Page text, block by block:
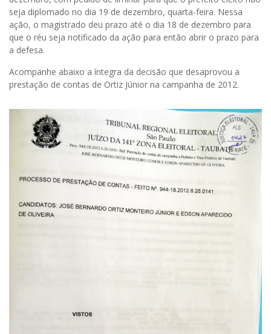
seja diplomado no dia 19 de dezembro, quarta-feira. Nessa
ação, o magistrado deu prazo até o dia 18 de dezembro para
que o réu seja notificado da ação para então abrir o prazo para
a defesa.
Acompanhe abaixo a íntegra da decisão que desaprovou a
prestação de contas de Ortiz Júnior na campanha de 2012.